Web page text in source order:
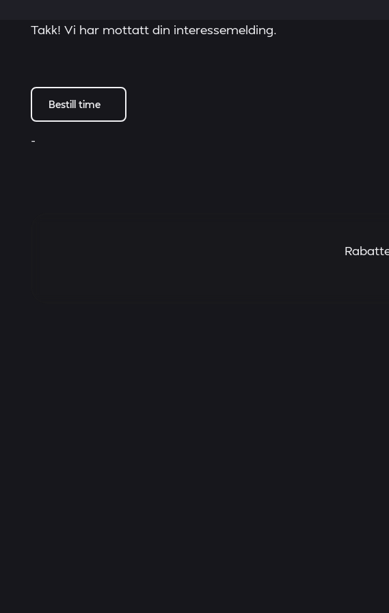
Takk! Vi har mottatt din interessemelding.
Bestill time
-